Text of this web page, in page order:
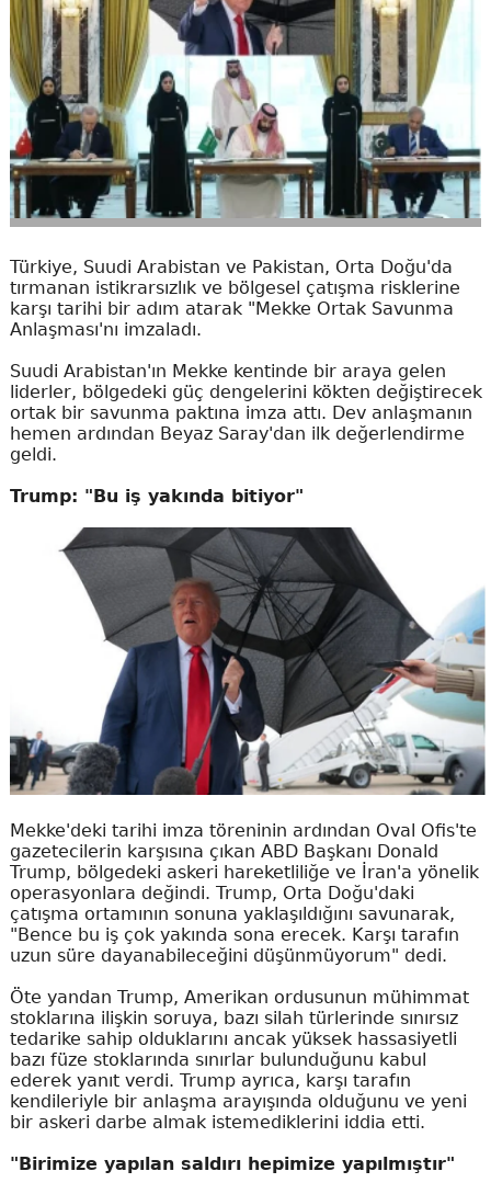
Türkiye, Suudi Arabistan ve Pakistan, Orta Doğu'da
tırmanan istikrarsızlık ve bölgesel çatışma risklerine
karşı tarihi bir adım atarak "Mekke Ortak Savunma
Anlaşması'nı imzaladı.
Suudi Arabistan'ın Mekke kentinde bir araya gelen
liderler, bölgedeki güç dengelerini kökten değiştirecek
ortak bir savunma paktına imza attı. Dev anlaşmanın
hemen ardından Beyaz Saray'dan ilk değerlendirme
geldi.
Trump: "Bu iş yakında bitiyor"
Mekke'deki tarihi imza töreninin ardından Oval Ofis'te
gazetecilerin karşısına çıkan ABD Başkanı Donald
Trump, bölgedeki askeri hareketliliğe ve İran'a yönelik
operasyonlara değindi. Trump, Orta Doğu'daki
çatışma ortamının sonuna yaklaşıldığını savunarak,
"Bence bu iş çok yakında sona erecek. Karşı tarafın
uzun süre dayanabileceğini düşünmüyorum" dedi.
Öte yandan Trump, Amerikan ordusunun mühimmat
stoklarına ilişkin soruya, bazı silah türlerinde sınırsız
tedarike sahip olduklarını ancak yüksek hassasiyetli
bazı füze stoklarında sınırlar bulunduğunu kabul
ederek yanıt verdi. Trump ayrıca, karşı tarafın
kendileriyle bir anlaşma arayışında olduğunu ve yeni
bir askeri darbe almak istemediklerini iddia etti.
"Birimize yapılan saldırı hepimize yapılmıştır"